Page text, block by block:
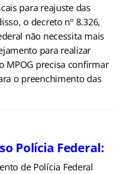
para reajuste das
o decreto nº 8.326,
não necessita mais
para realizar
MPOG precisa confirmar
o preenchimento das
Polícia Federal:
de Polícia Federal